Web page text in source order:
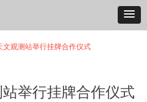
举行挂牌合作仪式
文观测站举行挂牌合作仪式